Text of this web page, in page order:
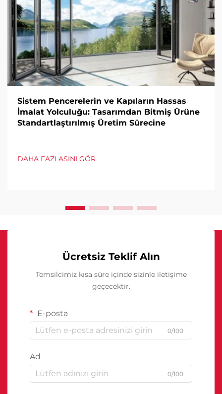
Sistem Pencerelerin ve Kapıların Hassas
İmalat Yolculuğu: Tasarımdan Bitmiş Ürüne
Standartlaştırılmış Üretim Sürecine
DAHA FAZLASINI GÖR
Ücretsiz Teklif Alın
Temsilcimiz kısa süre içinde sizinle iletişime
geçecektir.
E-posta
0/100
Ad
0/100